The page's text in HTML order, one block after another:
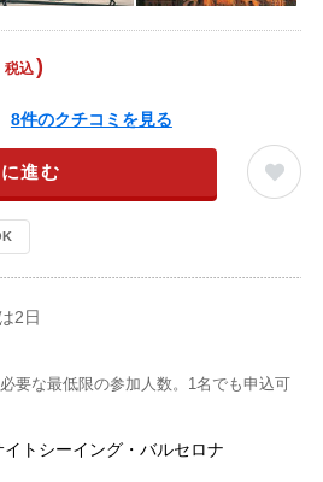
税込)
8件のクチコミを見る
進む
2日
要な最低限の参加人数。1名でも申込可
イトシーイング・バルセロナ